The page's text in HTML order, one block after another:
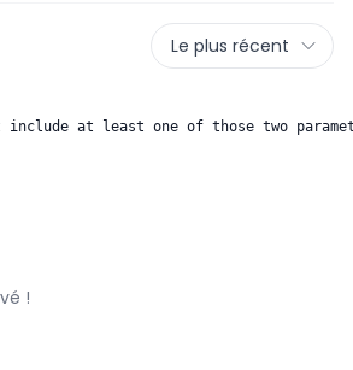
Le plus récent
include at least one of those two
!